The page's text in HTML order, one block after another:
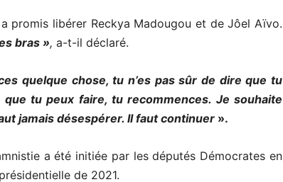
promis libérer Reckya Madougou et de Jôel Aïvo.
bras », a-t-il déclaré.
quelque chose, tu n’es pas sûr de dire que tu
tu peux faire, tu recommences. Je souhaite
jamais désespérer. Il faut continuer ».
a été initiée par les députés Démocrates en
de 2021.